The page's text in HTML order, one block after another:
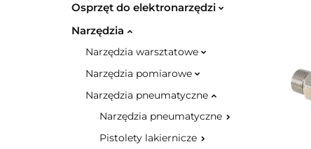
Osprzęt do elektronarzędzi
Narzędzia
Narzędzia warsztatowe
Narzędzia pomiarowe
Narzędzia pneumatyczne
Narzędzia pneumatyczne
Pistolety lakiernicze